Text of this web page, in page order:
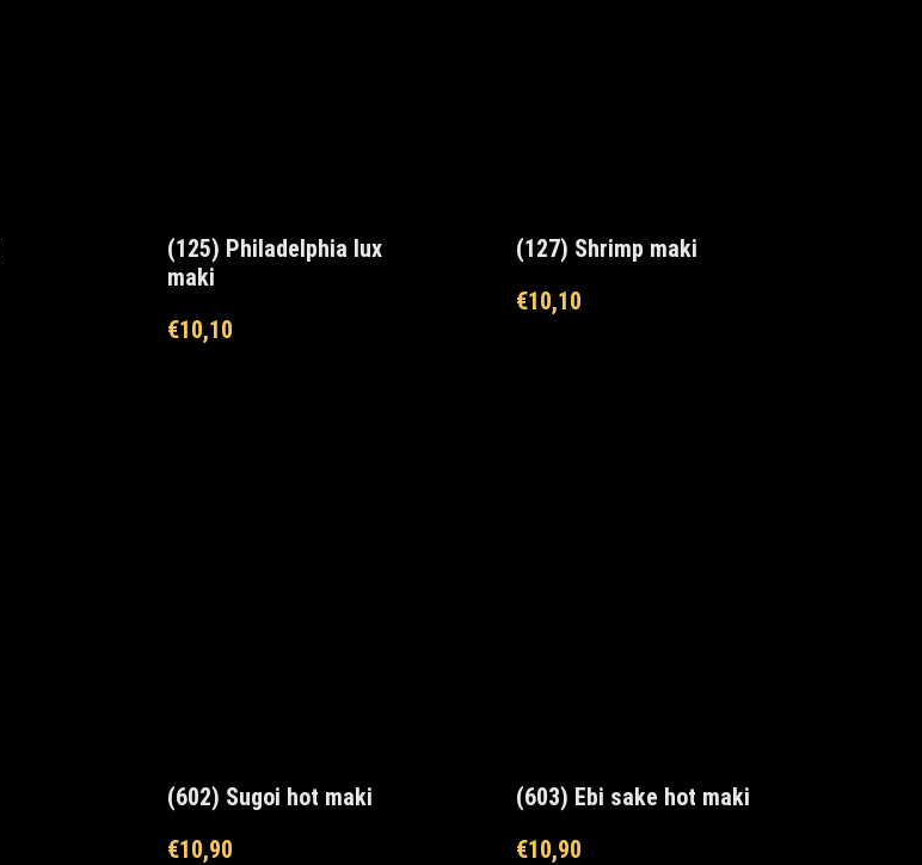
(125) Philadelphia lux
maki
€10,10
(127) Shrimp maki
€10,10
(602) Sugoi hot maki
€10,90
(603) Ebi sake hot maki
€10,90